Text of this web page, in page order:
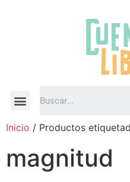
Inicio / Productos
magnitud